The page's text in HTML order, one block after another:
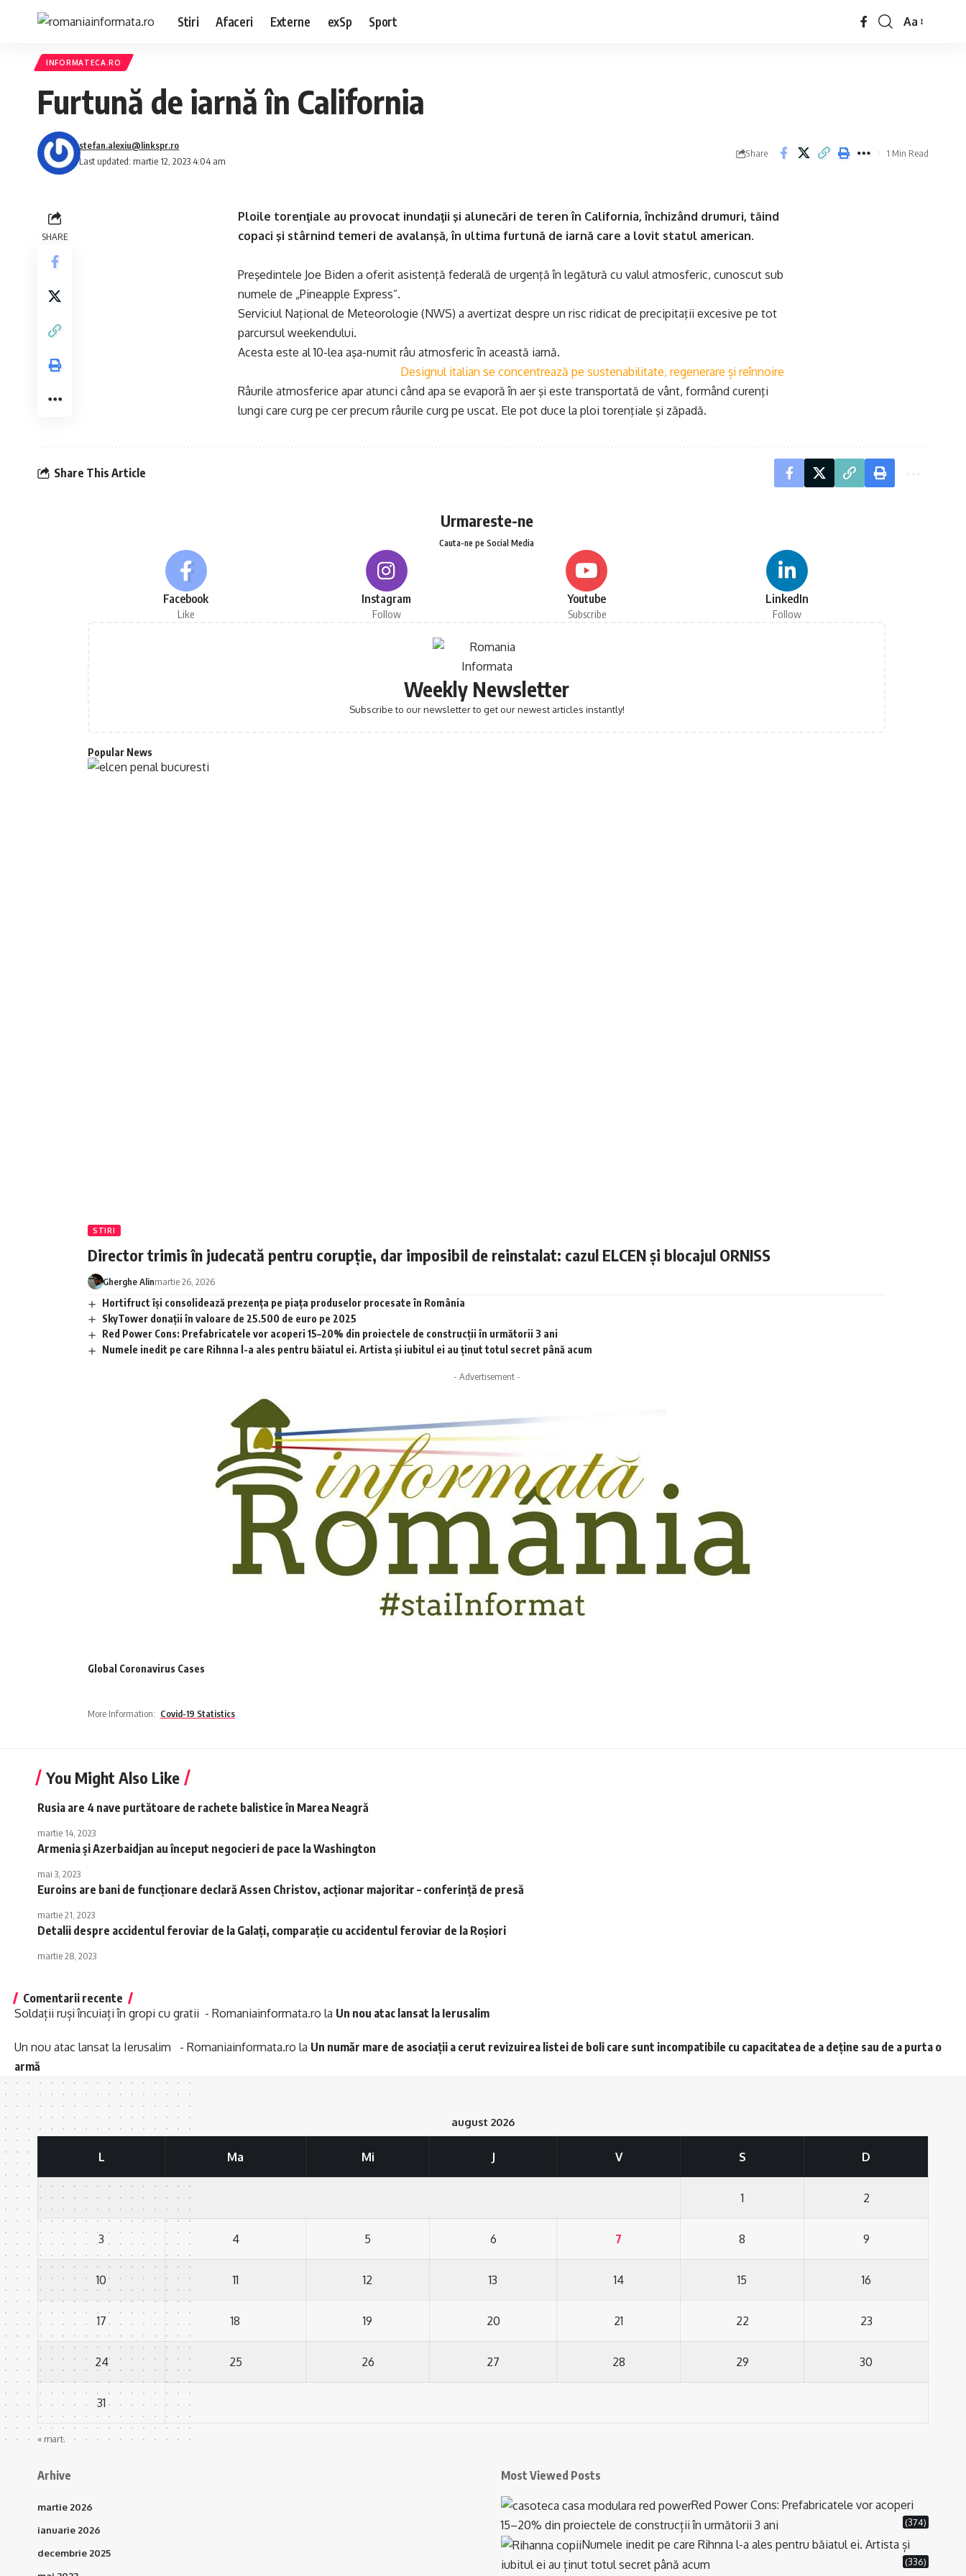
Stiri Afaceri Externe exSp Sport Aa
INFORMATECA.RO
Furtună de iarnă în California
Last updated: martie 12, 2023 4:04 am
stefan.alexiu@linkspr.ro
Share 1 Min Read
SHARE
Ploile torenţiale au provocat inundaţii şi alunecări de teren în California, închizând drumuri, tăind
copaci şi stârnind temeri de avalanşă, în ultima furtună de iarnă care a lovit statul american.
Preşedintele Joe Biden a oferit asistenţă federală de urgenţă în legătură cu valul atmosferic, cunoscut sub
numele de „Pineapple Express”.
Serviciul Naţional de Meteorologie (NWS) a avertizat despre un risc ridicat de precipitaţii excesive pe tot
parcursul weekendului.
Acesta este al 10-lea aşa-numit râu atmosferic în această iarnă.
Designul italian se concentrează pe sustenabilitate, regenerare și reînnoire
Râurile atmosferice apar atunci când apa se evaporă în aer şi este transportată de vânt, formând curenţi
lungi care curg pe cer precum râurile curg pe uscat. Ele pot duce la ploi torenţiale şi zăpadă.
Share This Article
Urmareste-ne
Cauta-ne pe Social Media
Facebook
Like
Instagram
Follow
Youtube
Subscribe
LinkedIn
Follow
Weekly Newsletter
Subscribe to our newsletter to get our newest articles instantly!
Popular News
STIRI
Director trimis în judecată pentru corupție, dar imposibil de reinstalat: cazul ELCEN și blocajul ORNISS
Gherghe Alinmartie 26, 2026
Hortifruct își consolidează prezența pe piața produselor procesate în România
SkyTower donații în valoare de 25.500 de euro pe 2025
Red Power Cons: Prefabricatele vor acoperi 15–20% din proiectele de construcții în următorii 3 ani
Numele inedit pe care Rihnna l-a ales pentru băiatul ei. Artista și iubitul ei au ținut totul secret până acum
- Advertisement -
Global Coronavirus Cases
More Information: Covid-19 Statistics
You Might Also Like
Rusia are 4 nave purtătoare de rachete balistice în Marea Neagră
martie 14, 2023
Armenia şi Azerbaidjan au început negocieri de pace la Washington
mai 3, 2023
Euroins are bani de funcționare declară Assen Christov, acționar majoritar – conferință de presă
martie 21, 2023
Detalii despre accidentul feroviar de la Galaţi, comparație cu accidentul feroviar de la Roșiori
martie 28, 2023
Comentarii recente
Soldații ruși încuiați în gropi cu gratii - Romaniainformata.ro la Un nou atac lansat la Ierusalim
Un nou atac lansat la Ierusalim - Romaniainformata.ro la Un număr mare de asociații a cerut revizuirea listei de boli care sunt incompatibile cu capacitatea de a deține sau de a purta o
armă
august 2026
L Ma Mi J V S D
1 2
3 4 5 6 7 8 9
10 11 12 13 14 15 16
17 18 19 20 21 22 23
24 25 26 27 28 29 30
31
« mart.
Arhive
martie 2026
ianuarie 2026
decembrie 2025
Most Viewed Posts
Red Power Cons: Prefabricatele vor acoperi
15–20% din proiectele de construcții în următorii 3 ani
(374)
Numele inedit pe care Rihnna l-a ales pentru băiatul ei. Artista și
iubitul ei au ținut totul secret până acum
(336)